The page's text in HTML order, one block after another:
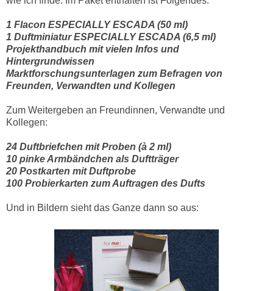
1 Flacon ESPECIALLY ESCADA (50 ml)
1 Duftminiatur ESPECIALLY ESCADA (6,5 ml)
Projekthandbuch mit vielen Infos und
Hintergrundwissen
Marktforschungsunterlagen zum Befragen von
Freunden, Verwandten und Kollegen
Zum Weitergeben an Freundinnen, Verwandte und
Kollegen:
24 Duftbriefchen mit Proben (à 2 ml)
10 pinke Armbändchen als Duftträger
20 Postkarten mit Duftprobe
100 Probierkarten zum Auftragen des Dufts
Und in Bildern sieht das Ganze dann so aus: